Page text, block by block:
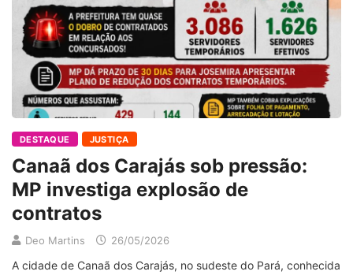
DESTAQUE JUSTIÇA
Canaã dos Carajás sob pressão:
MP investiga explosão de
contratos
Deo Martins 26/05/2026
A cidade de Canaã dos Carajás, no sudeste do Pará, conhecida